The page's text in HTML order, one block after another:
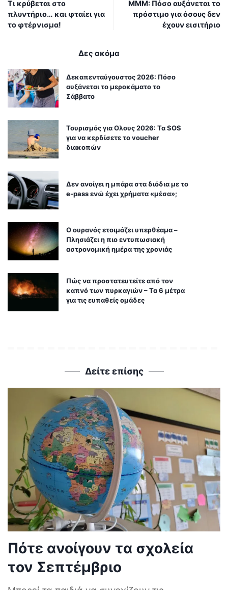
Τι κρύβεται στο
πλυντήριο… και φταίει για
το φτέρνισμα!
ΜΜΜ: Πόσο αυξάνεται το
πρόστιμο για όσους δεν
έχουν εισιτήριο
Δες ακόμα
Δεκαπενταύγουστος 2026: Πόσο
αυξάνεται το μεροκάματο το
Σάββατο
Τουρισμός για Ολους 2026: Τα SOS
για να κερδίσετε το voucher
διακοπών
Δεν ανοίγει η μπάρα στα διόδια με το
e-pass ενώ έχει χρήματα «μέσα»;
Ο ουρανός ετοιμάζει υπερθέαμα –
Πλησιάζει η πιο εντυπωσιακή
αστρονομική ημέρα της χρονιάς
Πώς να προστατευτείτε από τον
καπνό των πυρκαγιών – Τα 6 μέτρα
για τις ευπαθείς ομάδες
Δείτε επίσης
Πότε ανοίγουν τα σχολεία
τον Σεπτέμβριο